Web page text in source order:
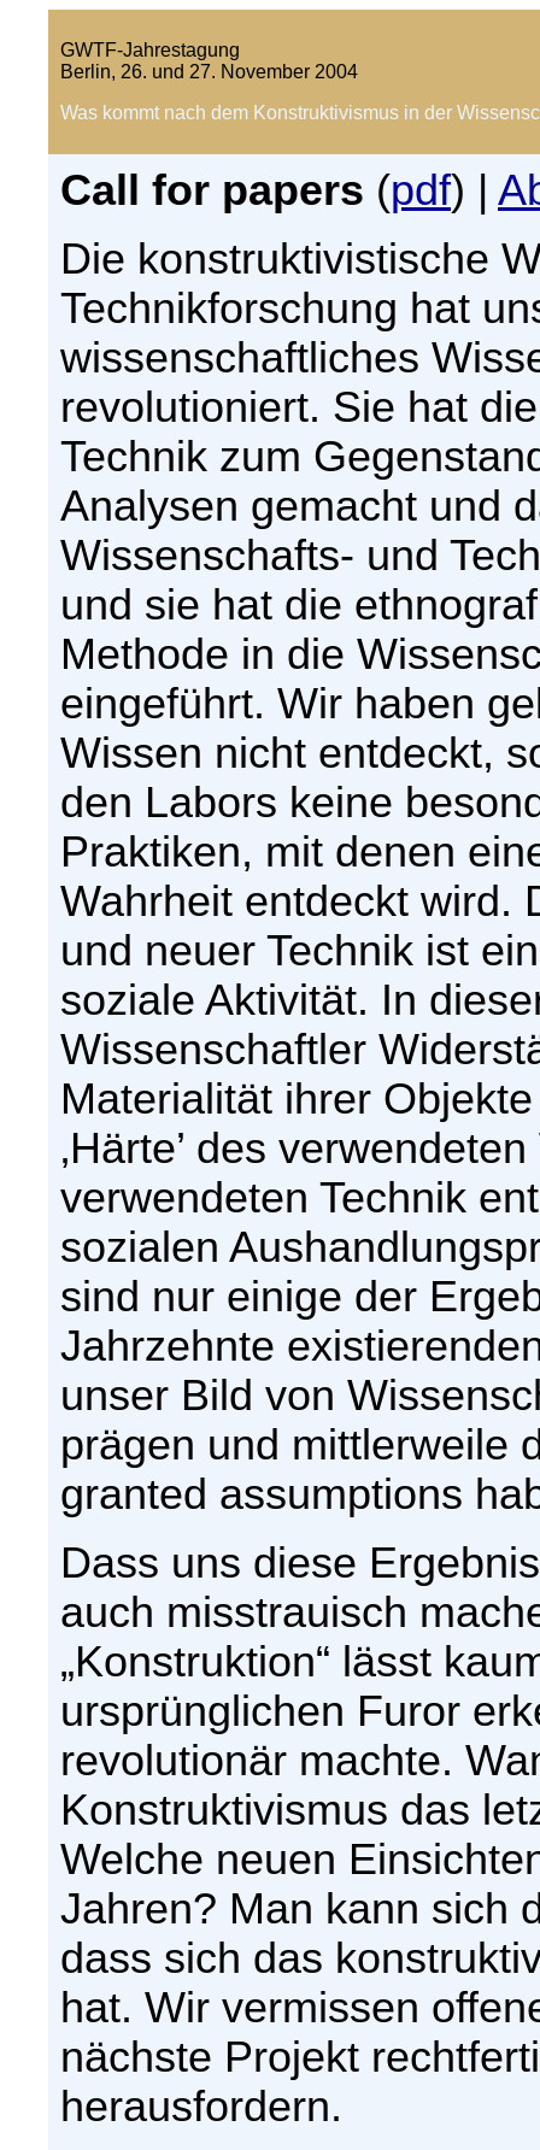
GWTF-Jahrestagung
Berlin, 26. und 27. November 2004
Was kommt nach dem Konstruktivismus in der
Call for papers (pdf) |
Die konstruktivistische
Technikforschung hat
wissenschaftliches
revolutioniert. Sie hat
Technik zum
Analysen gemacht und
Wissenschafts- und
und sie hat die
Methode in die
eingeführt. Wir haben
Wissen nicht entdeckt,
den Labors keine
Praktiken, mit denen
Wahrheit entdeckt wird.
und neuer Technik ist
soziale Aktivität. In
Wissenschaftler
Materialität ihrer
‚Härte’ des
verwendeten Technik
sozialen
sind nur einige der
Jahrzehnte
unser Bild von
prägen und mittlerweile
granted assumptions
Dass uns diese
auch misstrauisch
„Konstruktion“ lässt
ursprünglichen Furor
revolutionär machte.
Konstruktivismus das
Welche neuen
Jahren? Man kann sich
dass sich das
hat. Wir vermissen
nächste Projekt
herausfordern.